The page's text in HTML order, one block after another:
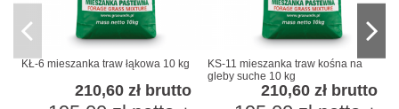
KŁ-6 mieszanka traw łąkowa 10 kg
210,60 zł brutto
KS-11 mieszanka traw kośna na
gleby suche 10 kg
210,60 zł brutto